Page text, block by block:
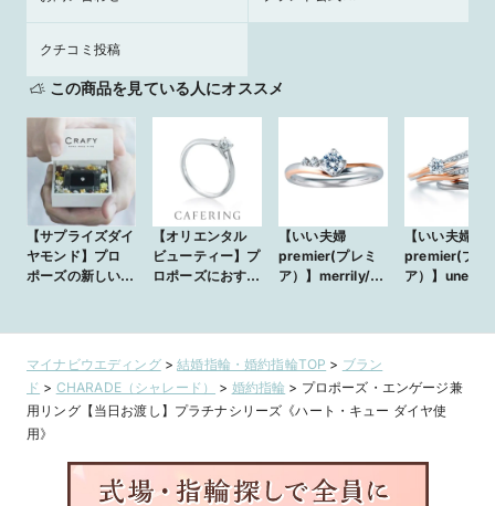
クチコミ投稿
この商品を見ている人にオススメ
【サプライズダイ
ヤモンド】プロ
ポーズの新しいか
【オリエンタル
ビューティー】プ
ロポーズにおすす
【いい夫婦
premier(プレミ
ア）】merrily/メ
【いい夫婦
premier(プレ
ア）】une
丸みのあるデ
ました
マイナビウエディング>結婚指輪・婚約指輪TOP > ブラン
ド > CHARADE（シャレード） > 婚約指輪 > プロポーズ・エンゲージ兼
用リング【当日お渡し】プラチナシリーズ《ハート・キュー ダイヤ使
用》